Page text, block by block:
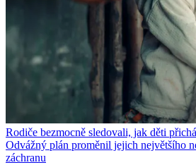
Rodiče bezmocně sledovali, jak děti
Odvážný plán proměnil jejich největšího
záchranu